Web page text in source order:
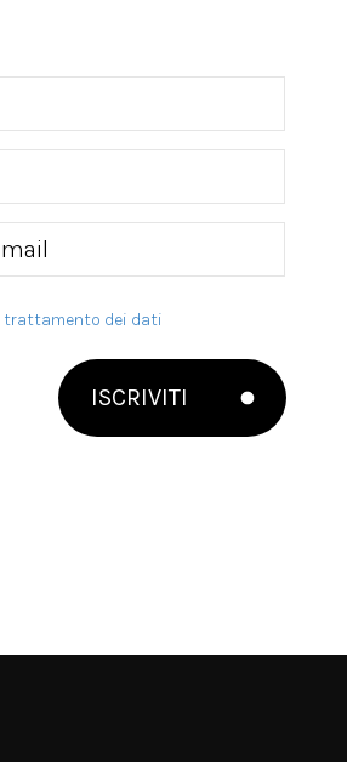
trattamento dei dati
ISCRIVITI